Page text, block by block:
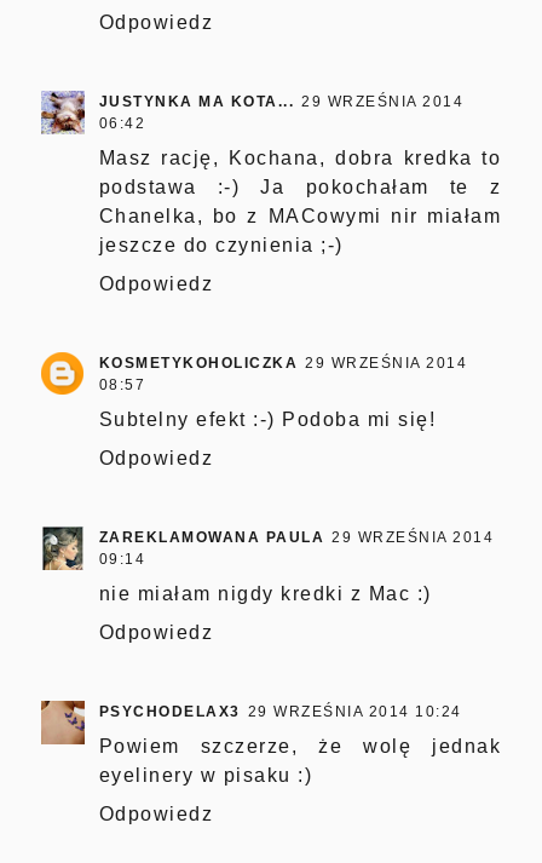
Odpowiedz
JUSTYNKA MA KOTA... 29 WRZEŚNIA 2014
06:42
Masz rację, Kochana, dobra kredka to
podstawa :-) Ja pokochałam te z
Chanelka, bo z MACowymi nir miałam
jeszcze do czynienia ;-)
Odpowiedz
KOSMETYKOHOLICZKA 29 WRZEŚNIA 2014
08:57
Subtelny efekt :-) Podoba mi się!
Odpowiedz
ZAREKLAMOWANA PAULA 29 WRZEŚNIA 2014
09:14
nie miałam nigdy kredki z Mac :)
Odpowiedz
PSYCHODELAX3 29 WRZEŚNIA 2014 10:24
Powiem szczerze, że wolę jednak
eyelinery w pisaku :)
Odpowiedz